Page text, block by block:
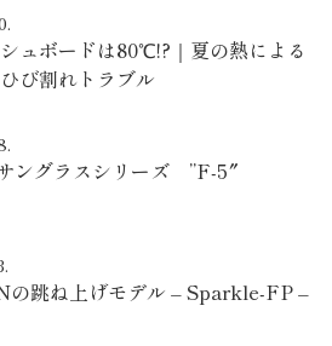
ュボードは80℃!?｜夏の熱による
び割れトラブル
ングラスシリーズ ”F-5″
跳ね上げモデル – Sparkle-FP –